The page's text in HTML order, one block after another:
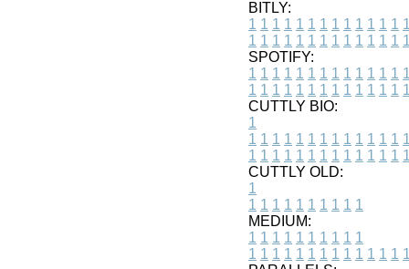
BITLY:
1 1 1 1 1 1 1 1 1 1 1 1 1 1
1 1 1 1 1 1 1 1 1 1 1 1 1 1
SPOTIFY:
1 1 1 1 1 1 1 1 1 1 1 1 1 1
1 1 1 1 1 1 1 1 1 1 1 1 1 1
CUTTLY BIO:
1
1 1 1 1 1 1 1 1 1 1 1 1 1 1
1 1 1 1 1 1 1 1 1 1 1 1 1 1
CUTTLY OLD:
1
1 1 1 1 1 1 1 1 1 1
MEDIUM:
1 1 1 1 1 1 1 1 1 1
1 1 1 1 1 1 1 1 1 1 1 1 1 1